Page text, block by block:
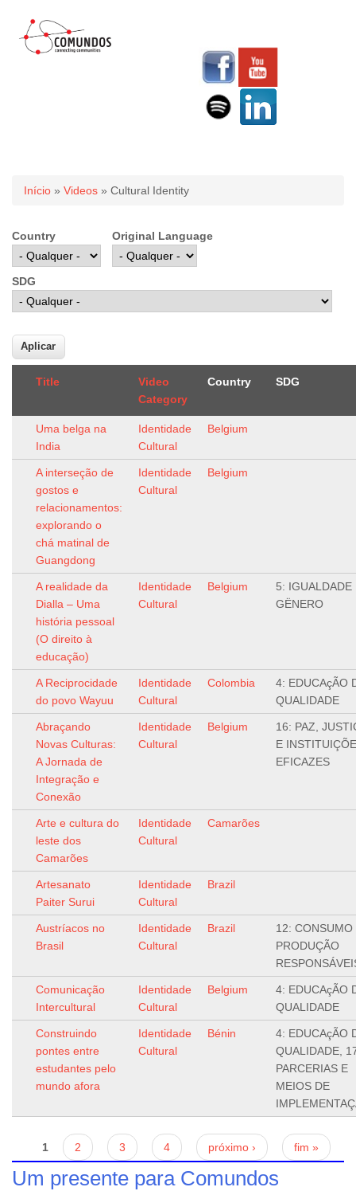
Você está aqui
Início » Videos » Cultural Identity
Country Original Language
SDG
Title
Video
Category
Country SDG
Uma belga na
India
Identidade
Cultural
Belgium
A interseção de
gostos e
relacionamentos:
explorando o
chá matinal de
Guangdong
Identidade
Cultural
Belgium
A realidade da
Dialla – Uma
história pessoal
(O direito à
educação)
Identidade
Cultural
Belgium
5: IGUALDADE
GËNERO
A Reciprocidade
do povo Wayuu
Identidade
Cultural
Colombia
4: EDUCAçÃO
QUALIDADE
Abraçando
Novas Culturas:
A Jornada de
Integração e
Conexão
Identidade
Cultural
Belgium
16: PAZ,
E
EFICAZES
Arte e cultura do
leste dos
Camarões
Identidade
Cultural
Camarões
Artesanato
Paiter Surui
Identidade
Cultural
Brazil
Austríacos no
Brasil
Identidade
Cultural
Brazil
12: CONSUMO
PRODUÇÃO
Comunicação
Intercultural
Identidade
Cultural
Belgium
4: EDUCAçÃO
QUALIDADE
Construindo
pontes entre
estudantes pelo
mundo afora
Identidade
Cultural
Bénin
4: EDUCAçÃO
QUALIDADE,
PARCERIAS E
MEIOS DE
Páginas
1 2 3 4 próximo › fim »
Um presente para Comundos